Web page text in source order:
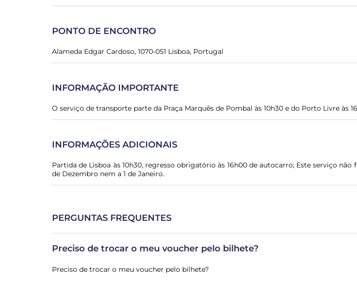
PONTO DE ENCONTRO
Alameda Edgar Cardoso, 1070-051 Lisboa, Portugal
INFORMAÇÃO IMPORTANTE
O serviço de transporte parte da Praça Marquês de Pombal às 10h30 e do Porto Livre às
INFORMAÇÕES ADICIONAIS
Partida de Lisboa às 10h30, regresso obrigatório às 16h00 de autocarro; Este serviço não
de Dezembro nem a 1 de Janeiro.
PERGUNTAS FREQUENTES
Preciso de trocar o meu voucher pelo bilhete?
Preciso de trocar o meu voucher pelo bilhete?